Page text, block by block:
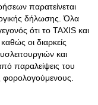
παρατείνεται
δήλωσης. Όλα
ότι το TAXIS και
οι διαρκείς
και
παραλείψεις του